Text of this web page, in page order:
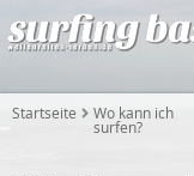
Startseite Wo kann ich
surfen?